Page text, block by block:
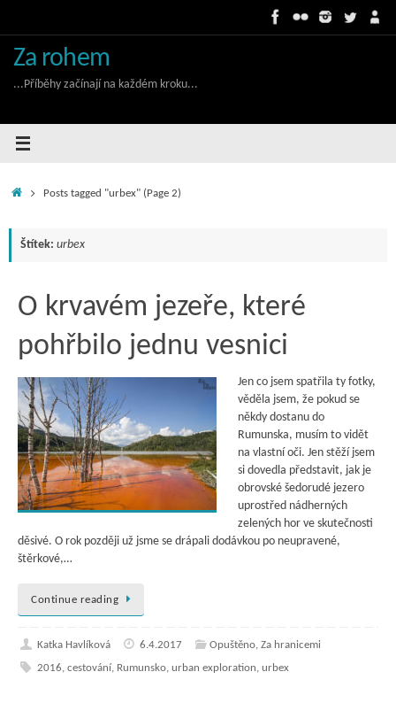
Za rohem
...Příběhy začínají na každém kroku...
HomePosts tagged "urbex" (Page 2)
Štítek: urbex
O krvavém jezeře, které
pohřbilo jednu vesnici
Jen co jsem spatřila ty fotky,
věděla jsem, že pokud se
někdy dostanu do
Rumunska, musím to vidět
na vlastní oči. Jen stěží jsem
si dovedla představit, jak je
obrovské šedorudé jezero
uprostřed nádherných
zelených hor ve skutečnosti
děsivé. O rok později už jsme se drápali dodávkou po neupravené,
štěrkové,…
Continue reading
Katka Havlíková 6.4.2017 Opuštěno, Za hranicemi
2016, cestování, Rumunsko, urban exploration, urbex